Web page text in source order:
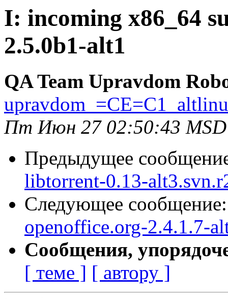
I: incoming x86_64
2.5.0b1-alt1
QA Team Upravdom
Пт Июн 27 02:50:43
Предыдущее
libtorrent-0.13-
Следующее
openoffice.org-2.4.1.7-
Сообщения,
[ теме ] [ автору ]